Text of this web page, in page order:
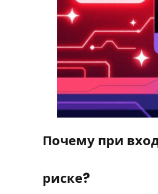
Почему при
риске?